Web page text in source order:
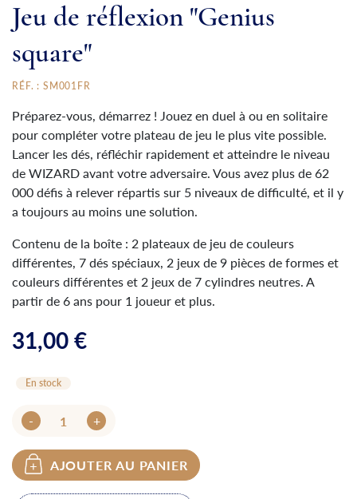
Jeu de réflexion "Genius
square"
RÉF. : SM001FR
Préparez-vous, démarrez ! Jouez en duel à ou en solitaire
pour compléter votre plateau de jeu le plus vite possible.
Lancer les dés, réfléchir rapidement et atteindre le niveau
de WIZARD avant votre adversaire. Vous avez plus de 62
000 défis à relever répartis sur 5 niveaux de difficulté, et il y
a toujours au moins une solution.
Contenu de la boîte : 2 plateaux de jeu de couleurs
différentes, 7 dés spéciaux, 2 jeux de 9 pièces de formes et
couleurs différentes et 2 jeux de 7 cylindres neutres. A
partir de 6 ans pour 1 joueur et plus.
31,00 €
En stock
- +
AJOUTER AU PANIER